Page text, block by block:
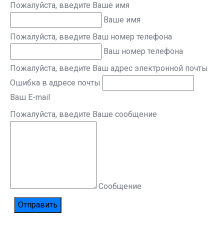
Пожалуйста, введите Ваше имя
Ваше имя
Пожалуйста, введите Ваш номер телефона
Ваш номер телефона
Пожалуйста, введите Ваш адрес электронной почты
Ошибка в адресе почты
Ваш E-mail
Пожалуйста, введите Ваше сообщение
Сообщение